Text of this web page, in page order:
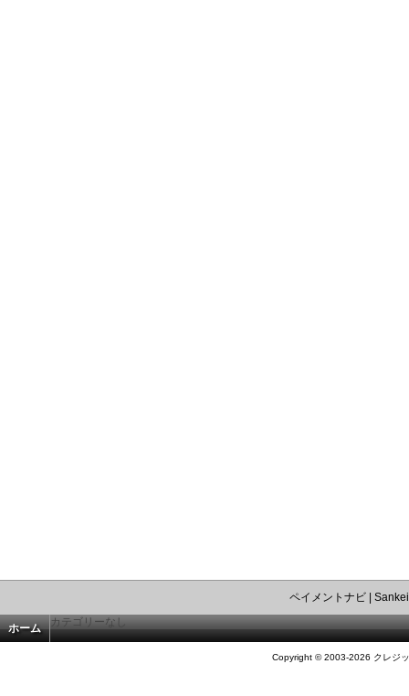
ペイメントナビ|
ホーム カテゴリーなし
Copyright © 2003-2026 クレジ